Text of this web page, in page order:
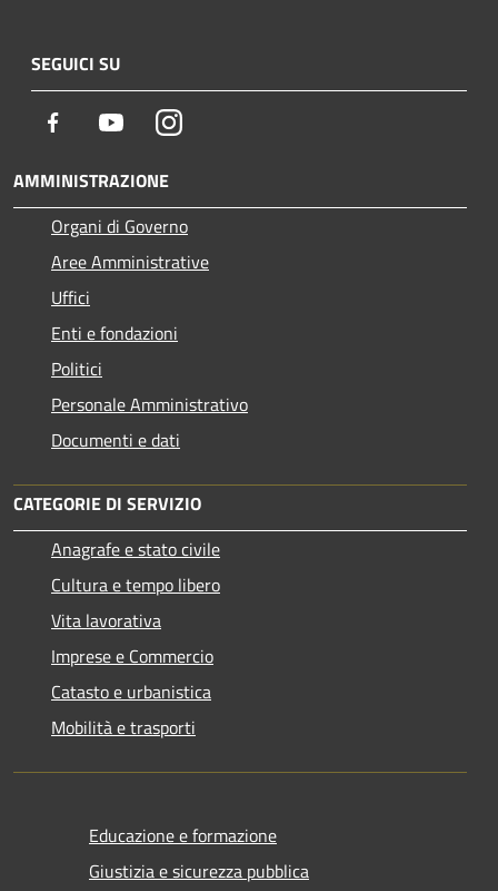
SEGUICI SU
Facebook YoutubeInstagram
AMMINISTRAZIONE
Organi di Governo
Aree Amministrative
Uffici
Enti e fondazioni
Politici
Personale Amministrativo
Documenti e dati
CATEGORIE DI SERVIZIO
Anagrafe e stato civile
Cultura e tempo libero
Vita lavorativa
Imprese e Commercio
Catasto e urbanistica
Mobilità e trasporti
Educazione e formazione
Giustizia e sicurezza pubblica